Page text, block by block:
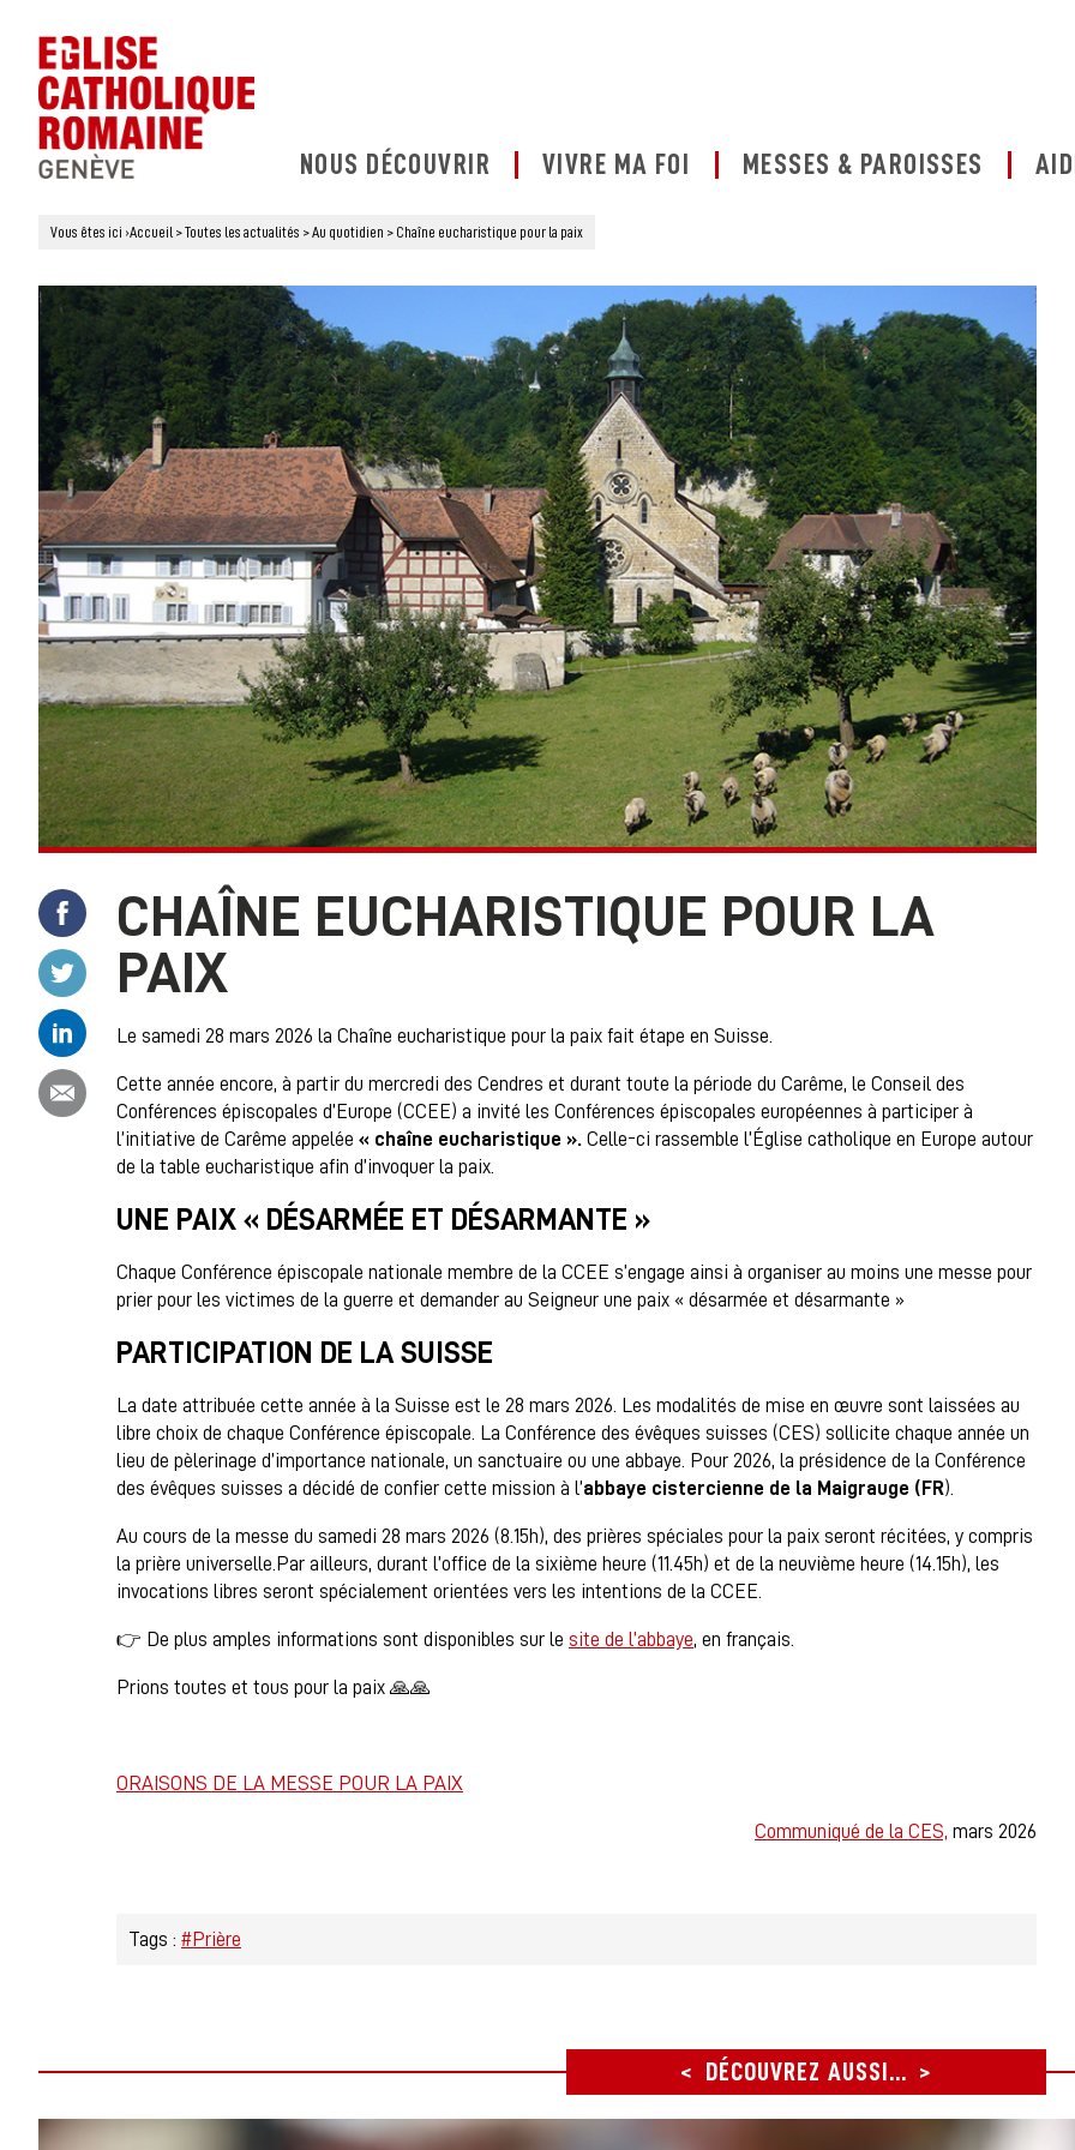
NOUS DÉCOUVRIR VIVRE MA FOI MESSES & PAROISSES
Vous êtes ici ›Accueil >Toutes les actualités >Au quotidien > Chaîne eucharistique pour la paix
Partager ce contenu sur Facebook
Partager ce contenu sur Twitter
Partager ce contenu par email
CHAÎNE EUCHARISTIQUE POUR LA
PAIX
Le samedi 28 mars 2026 la Chaîne eucharistique pour la paix fait étape en Suisse.
Cette année encore, à partir du mercredi des Cendres et durant toute la période du Carême, le Conseil des
Conférences épiscopales d’Europe (CCEE) a invité les Conférences épiscopales européennes à participer à
l’initiative de Carême appelée « chaîne eucharistique ». Celle-ci rassemble l’Église catholique en Europe autour
de la table eucharistique afin d’invoquer la paix.
UNE PAIX « DÉSARMÉE ET DÉSARMANTE »
Chaque Conférence épiscopale nationale membre de la CCEE s’engage ainsi à organiser au moins une messe pour
prier pour les victimes de la guerre et demander au Seigneur une paix « désarmée et désarmante »
PARTICIPATION DE LA SUISSE
La date attribuée cette année à la Suisse est le 28 mars 2026. Les modalités de mise en œuvre sont laissées au
libre choix de chaque Conférence épiscopale. La Conférence des évêques suisses (CES) sollicite chaque année un
lieu de pèlerinage d’importance nationale, un sanctuaire ou une abbaye. Pour 2026, la présidence de la Conférence
des évêques suisses a décidé de confier cette mission à l’abbaye cistercienne de la Maigrauge (FR).
Au cours de la messe du samedi 28 mars 2026 (8.15h), des prières spéciales pour la paix seront récitées, y compris
la prière universelle.Par ailleurs, durant l’office de la sixième heure (11.45h) et de la neuvième heure (14.15h), les
invocations libres seront spécialement orientées vers les intentions de la CCEE.
👉 De plus amples informations sont disponibles sur le site de l’abbaye, en français.
Prions toutes et tous pour la paix 🙏🙏
ORAISONS DE LA MESSE POUR LA PAIX
Communiqué de la CES, mars 2026
Tags : #Prière
DÉCOUVREZ AUSSI...